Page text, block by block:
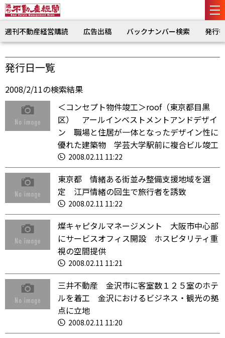
週刊不動産経営購読 広告出稿 バックナンバー検索 発行
発行日一覧
2008/2/11の検索結果
＜コンセプト物件竣工＞roof（東京都目黒
区） アールインベストメントアンドデザイ
ン 職場と住居が一体となったデザイン性に
優れた建築物 学芸大学駅前に複合ビル竣工
2008.02.11 11:22
東京都 情緒ある街並み整備支援地域を選
定 江戸情緒の回生で旅行者を誘致
2008.02.11 11:22
燦キャピタルマネージメント 大阪市中心部
にサービスオフィス開設 ホスピタリティ重
視の空間提供
2008.02.11 11:21
三井不動産 金沢市に客室数１２５室のホテ
ルを着工 金沢におけるビジネス・観光の拠
点に立地
2008.02.11 11:20